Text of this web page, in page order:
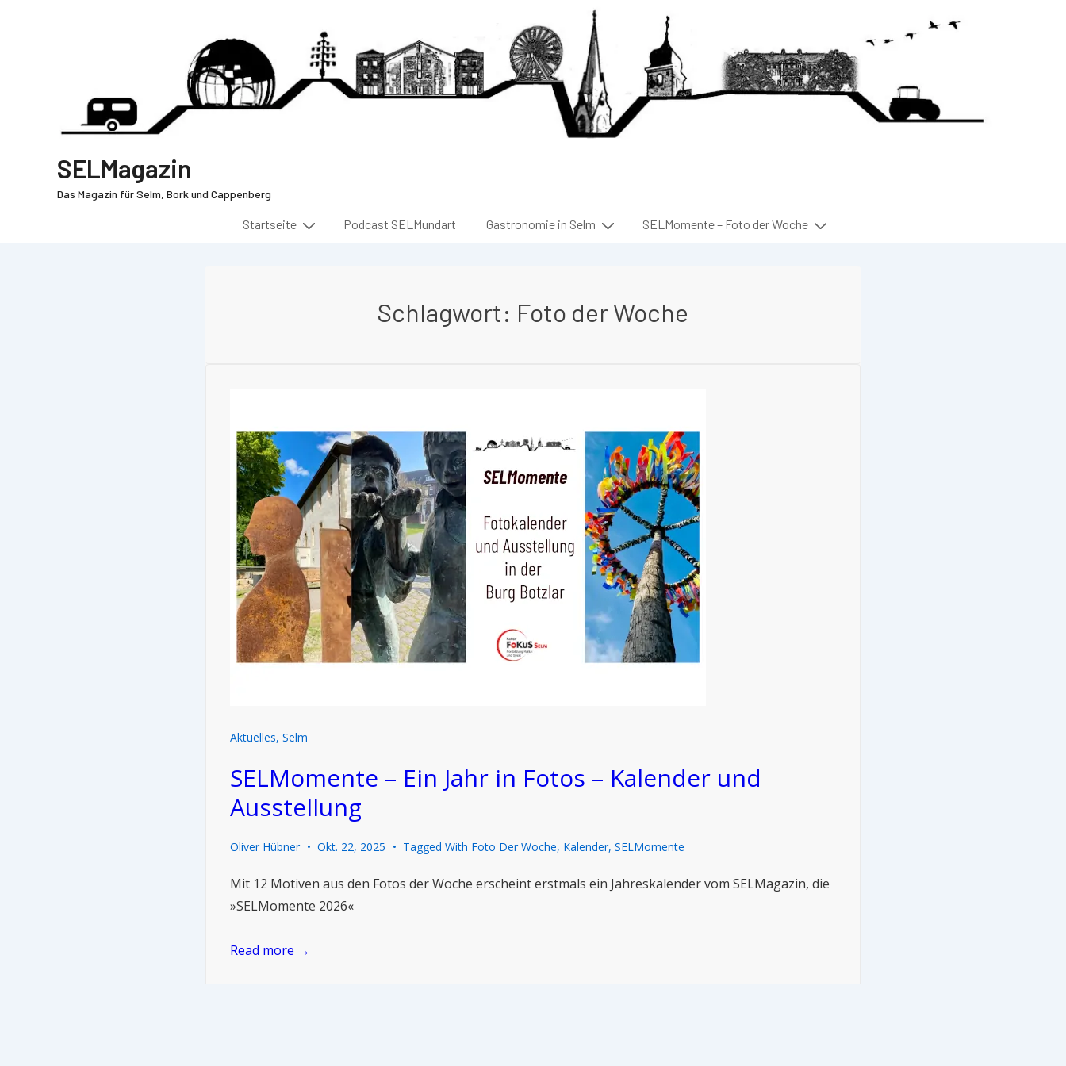
SELMagazin
Das Magazin für Selm, Bork und Cappenberg
Startseite Podcast SELMundart Gastronomie in Selm SELMomente – Foto der Woche
Schlagwort: Foto der Woche
Aktuelles,Selm
SELMomente – Ein Jahr in Fotos – Kalender und
Ausstellung
Oliver Hübner Okt. 22, 2025 Tagged With Foto Der Woche, Kalender, SELMomente
Mit 12 Motiven aus den Fotos der Woche erscheint erstmals ein Jahreskalender vom SELMagazin, die
»SELMomente 2026«
Read more →